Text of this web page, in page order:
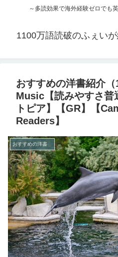
～多読効果で海外経験ゼロでも
1100万語読破のふぇい
おすすめの洋書紹介
Music【読みやすさ普
トピア】【GR】【
Readers】
おすすめの洋書